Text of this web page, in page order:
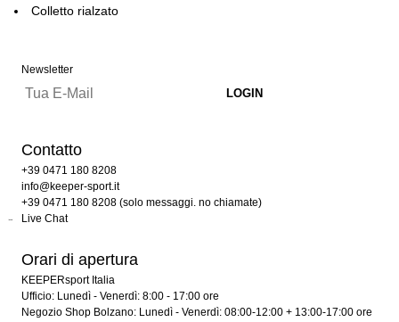
Colletto rialzato
Newsletter
Contatto
+39 0471 180 8208
info@keeper-sport.it
+39 0471 180 8208 (solo messaggi. no chiamate)
Live Chat
Orari di apertura
KEEPERsport Italia
Ufficio: Lunedì - Venerdì: 8:00 - 17:00 ore
Negozio Shop Bolzano: Lunedì - Venerdì: 08:00-12:00 + 13:00-17:00 ore